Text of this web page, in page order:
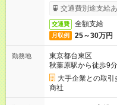
交通費別途支給
交通費 全額支給
月収例 25～30万円
勤務地
東京都台東区
秋葉原駅から徒歩9分
大手企業との取
商社